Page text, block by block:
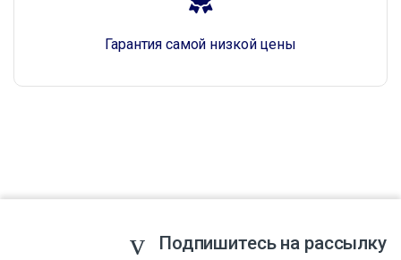
Гарантия самой низкой цены
Подпишитесь на рассылку